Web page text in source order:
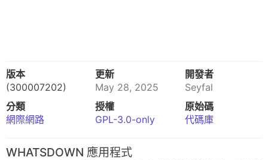
版本
(300007202)
更新
May 28, 2025
開發者
Seyfal
分類
網際網路
授權
GPL-3.0-only
原始碼
代碼庫
WHATSDOWN 應用程式